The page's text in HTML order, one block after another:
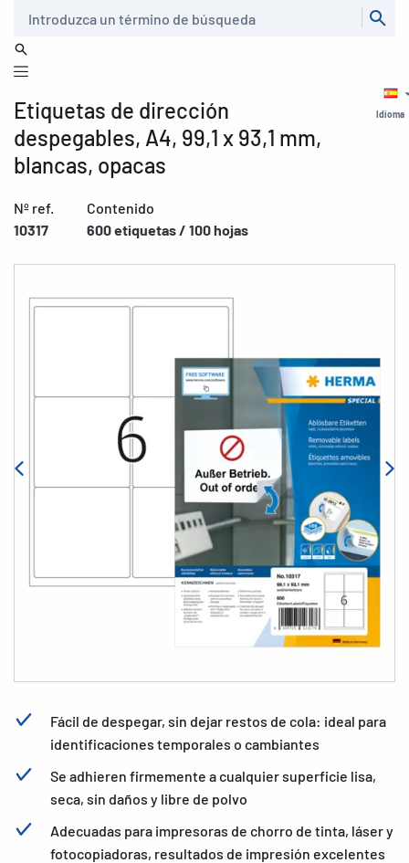
Idioma
Etiquetas de dirección
despegables, A4, 99,1 x 93,1 mm,
blancas, opacas
Nº ref.
10317
Contenido
600 etiquetas / 100 hojas
Fácil de despegar, sin dejar restos de cola: ideal para
identificaciones temporales o cambiantes
Se adhieren firmemente a cualquier superficie lisa,
seca, sin daños y libre de polvo
Adecuadas para impresoras de chorro de tinta, láser y
fotocopiadoras, resultados de impresión excelentes